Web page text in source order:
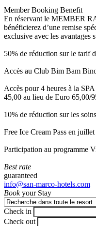
Member Booking Benefit
En réservant le MEMBER
bénéficierez d’une remise
exclusive avec les avantages
50% de réduction sur le tarif
Accès au Club Bim Bam
Accès pour 4 heures à la
45,00 au lieu de Euro 65,00/
10% de réduction sur les
Free Ice Cream Pass en
Participation au programme
Best rate
guaranteed
info@san-marco-hotels.com
Bookyour Stay
Check in
Check out